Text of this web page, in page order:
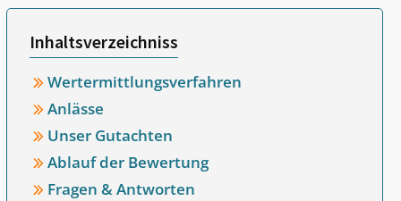
Inhaltsverzeichniss
Wertermittlungsverfahren
Anlässe
Unser Gutachten
Ablauf der Bewertung
Fragen & Antworten